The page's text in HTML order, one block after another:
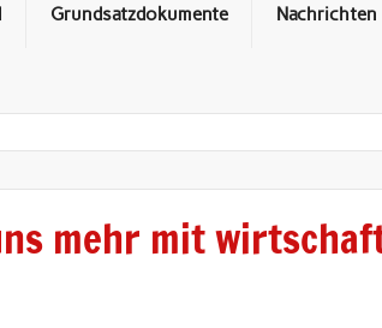
Grundsatzdokumente Nachrichten
mehr mit